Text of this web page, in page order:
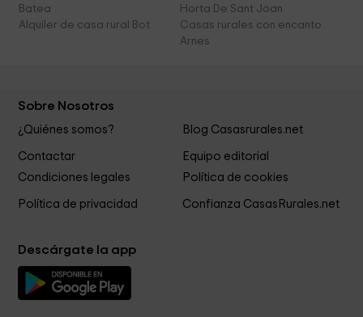
Batea
Horta De Sant Joan
Alquiler de casa rural Bot
Casas rurales con encanto
Arnes
Sobre Nosotros
¿Quiénes somos? Blog Casasrurales.net
Contactar
Equipo editorial
Condiciones legales
Política de cookies
Política de privacidad Confianza CasasRurales.net
Descárgate la app